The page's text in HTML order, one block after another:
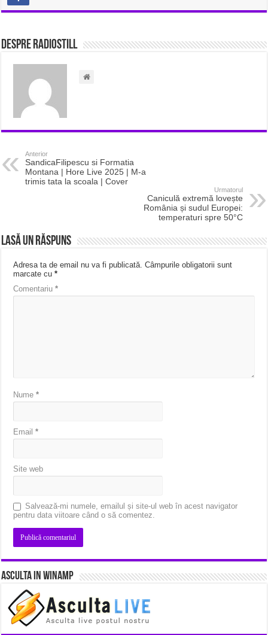
Despre radiostill
Anterior
SandicaFilipescu‬ si Formatia
Montana | Hore Live 2025 | M-a
trimis tata la scoala | Cover
Urmatorul
Caniculă extremă lovește
România și sudul Europei:
temperaturi spre 50°C
Lasă un răspuns
Adresa ta de email nu va fi publicată. Câmpurile obligatorii sunt
marcate cu*
Comentariu*
Nume*
Email*
Site web
Salvează-mi numele, emailul și site-ul web în acest navigator
pentru data viitoare când o să comentez.
Asculta in Winamp